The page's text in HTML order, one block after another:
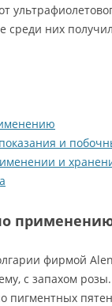
них
и
и
фирмой
с запахом
пигментных